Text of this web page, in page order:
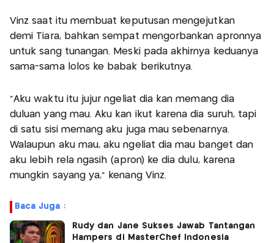
Vinz saat itu membuat keputusan mengejutkan
demi Tiara, bahkan sempat mengorbankan apronnya
untuk sang tunangan. Meski pada akhirnya keduanya
sama-sama lolos ke babak berikutnya.
“Aku waktu itu jujur ngeliat dia kan memang dia
duluan yang mau. Aku kan ikut karena dia suruh, tapi
di satu sisi memang aku juga mau sebenarnya.
Walaupun aku mau, aku ngeliat dia mau banget dan
aku lebih rela ngasih (apron) ke dia dulu, karena
mungkin sayang ya,” kenang Vinz.
Baca Juga :
Rudy dan Jane Sukses Jawab Tantangan
Hampers di MasterChef Indonesia